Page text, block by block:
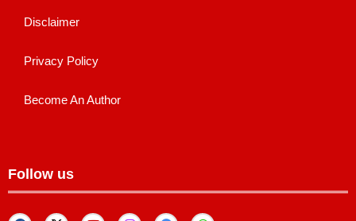
Disclaimer
Privacy Policy
Become An Author
Follow us